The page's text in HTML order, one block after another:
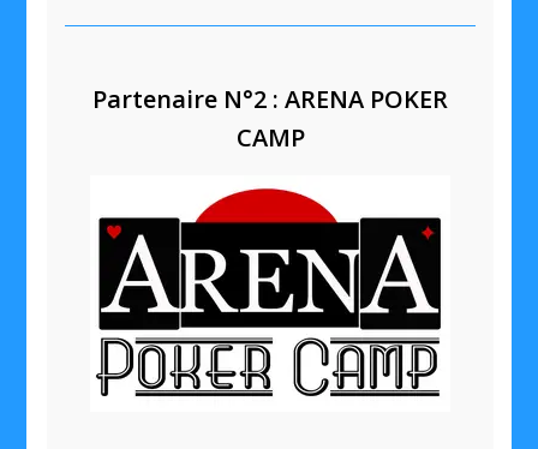
Partenaire N°2 : ARENA POKER
CAMP